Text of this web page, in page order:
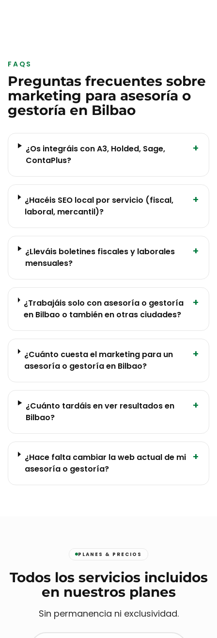
FAQS
Preguntas frecuentes sobre
marketing para asesoría o
gestoría en Bilbao
¿Os integráis con A3, Holded, Sage,
ContaPlus?
+
¿Hacéis SEO local por servicio (fiscal,
laboral, mercantil)?
+
¿Lleváis boletines fiscales y laborales
mensuales?
+
¿Trabajáis solo con asesoría o gestoría
en Bilbao o también en otras ciudades?
+
¿Cuánto cuesta el marketing para un
asesoría o gestoría en Bilbao?
+
¿Cuánto tardáis en ver resultados en
Bilbao?
+
¿Hace falta cambiar la web actual de mi
asesoría o gestoría?
+
PLANES & PRECIOS
Todos los servicios incluidos
en nuestros planes
Sin permanencia ni exclusividad.